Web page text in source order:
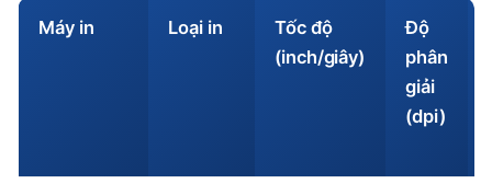
Máy in Loại in
Tốc độ
(inch/giây)
Độ
phân
giải
(dpi)